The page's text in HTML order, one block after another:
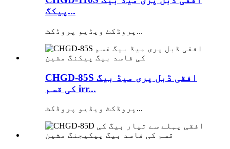
پیکگ...
پروڈکٹ ویڈیو پروڈکٹ...
CHGD-85S افقی ڈبل پری میڈ بیگ
کی قسم irr...
پروڈکٹ ویڈیو پروڈکٹ...